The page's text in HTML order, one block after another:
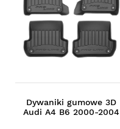
Dywaniki gumowe 3D
Audi A4 B6 2000-2004